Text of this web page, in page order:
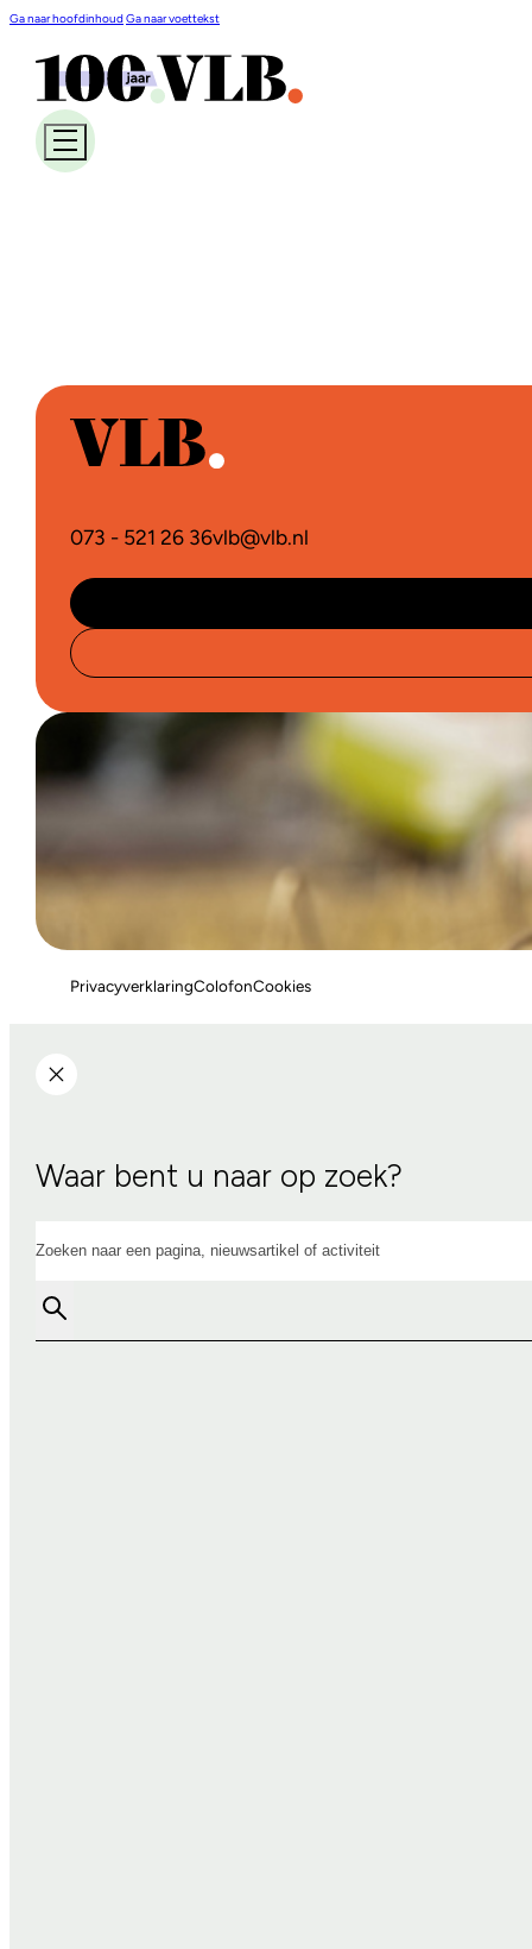
Ga naar hoofdinhoudGa naar voettekst
073 - 521 26 36vlb@vlb.nl
PrivacyverklaringColofonCookies
Waar bent u naar op zoek?